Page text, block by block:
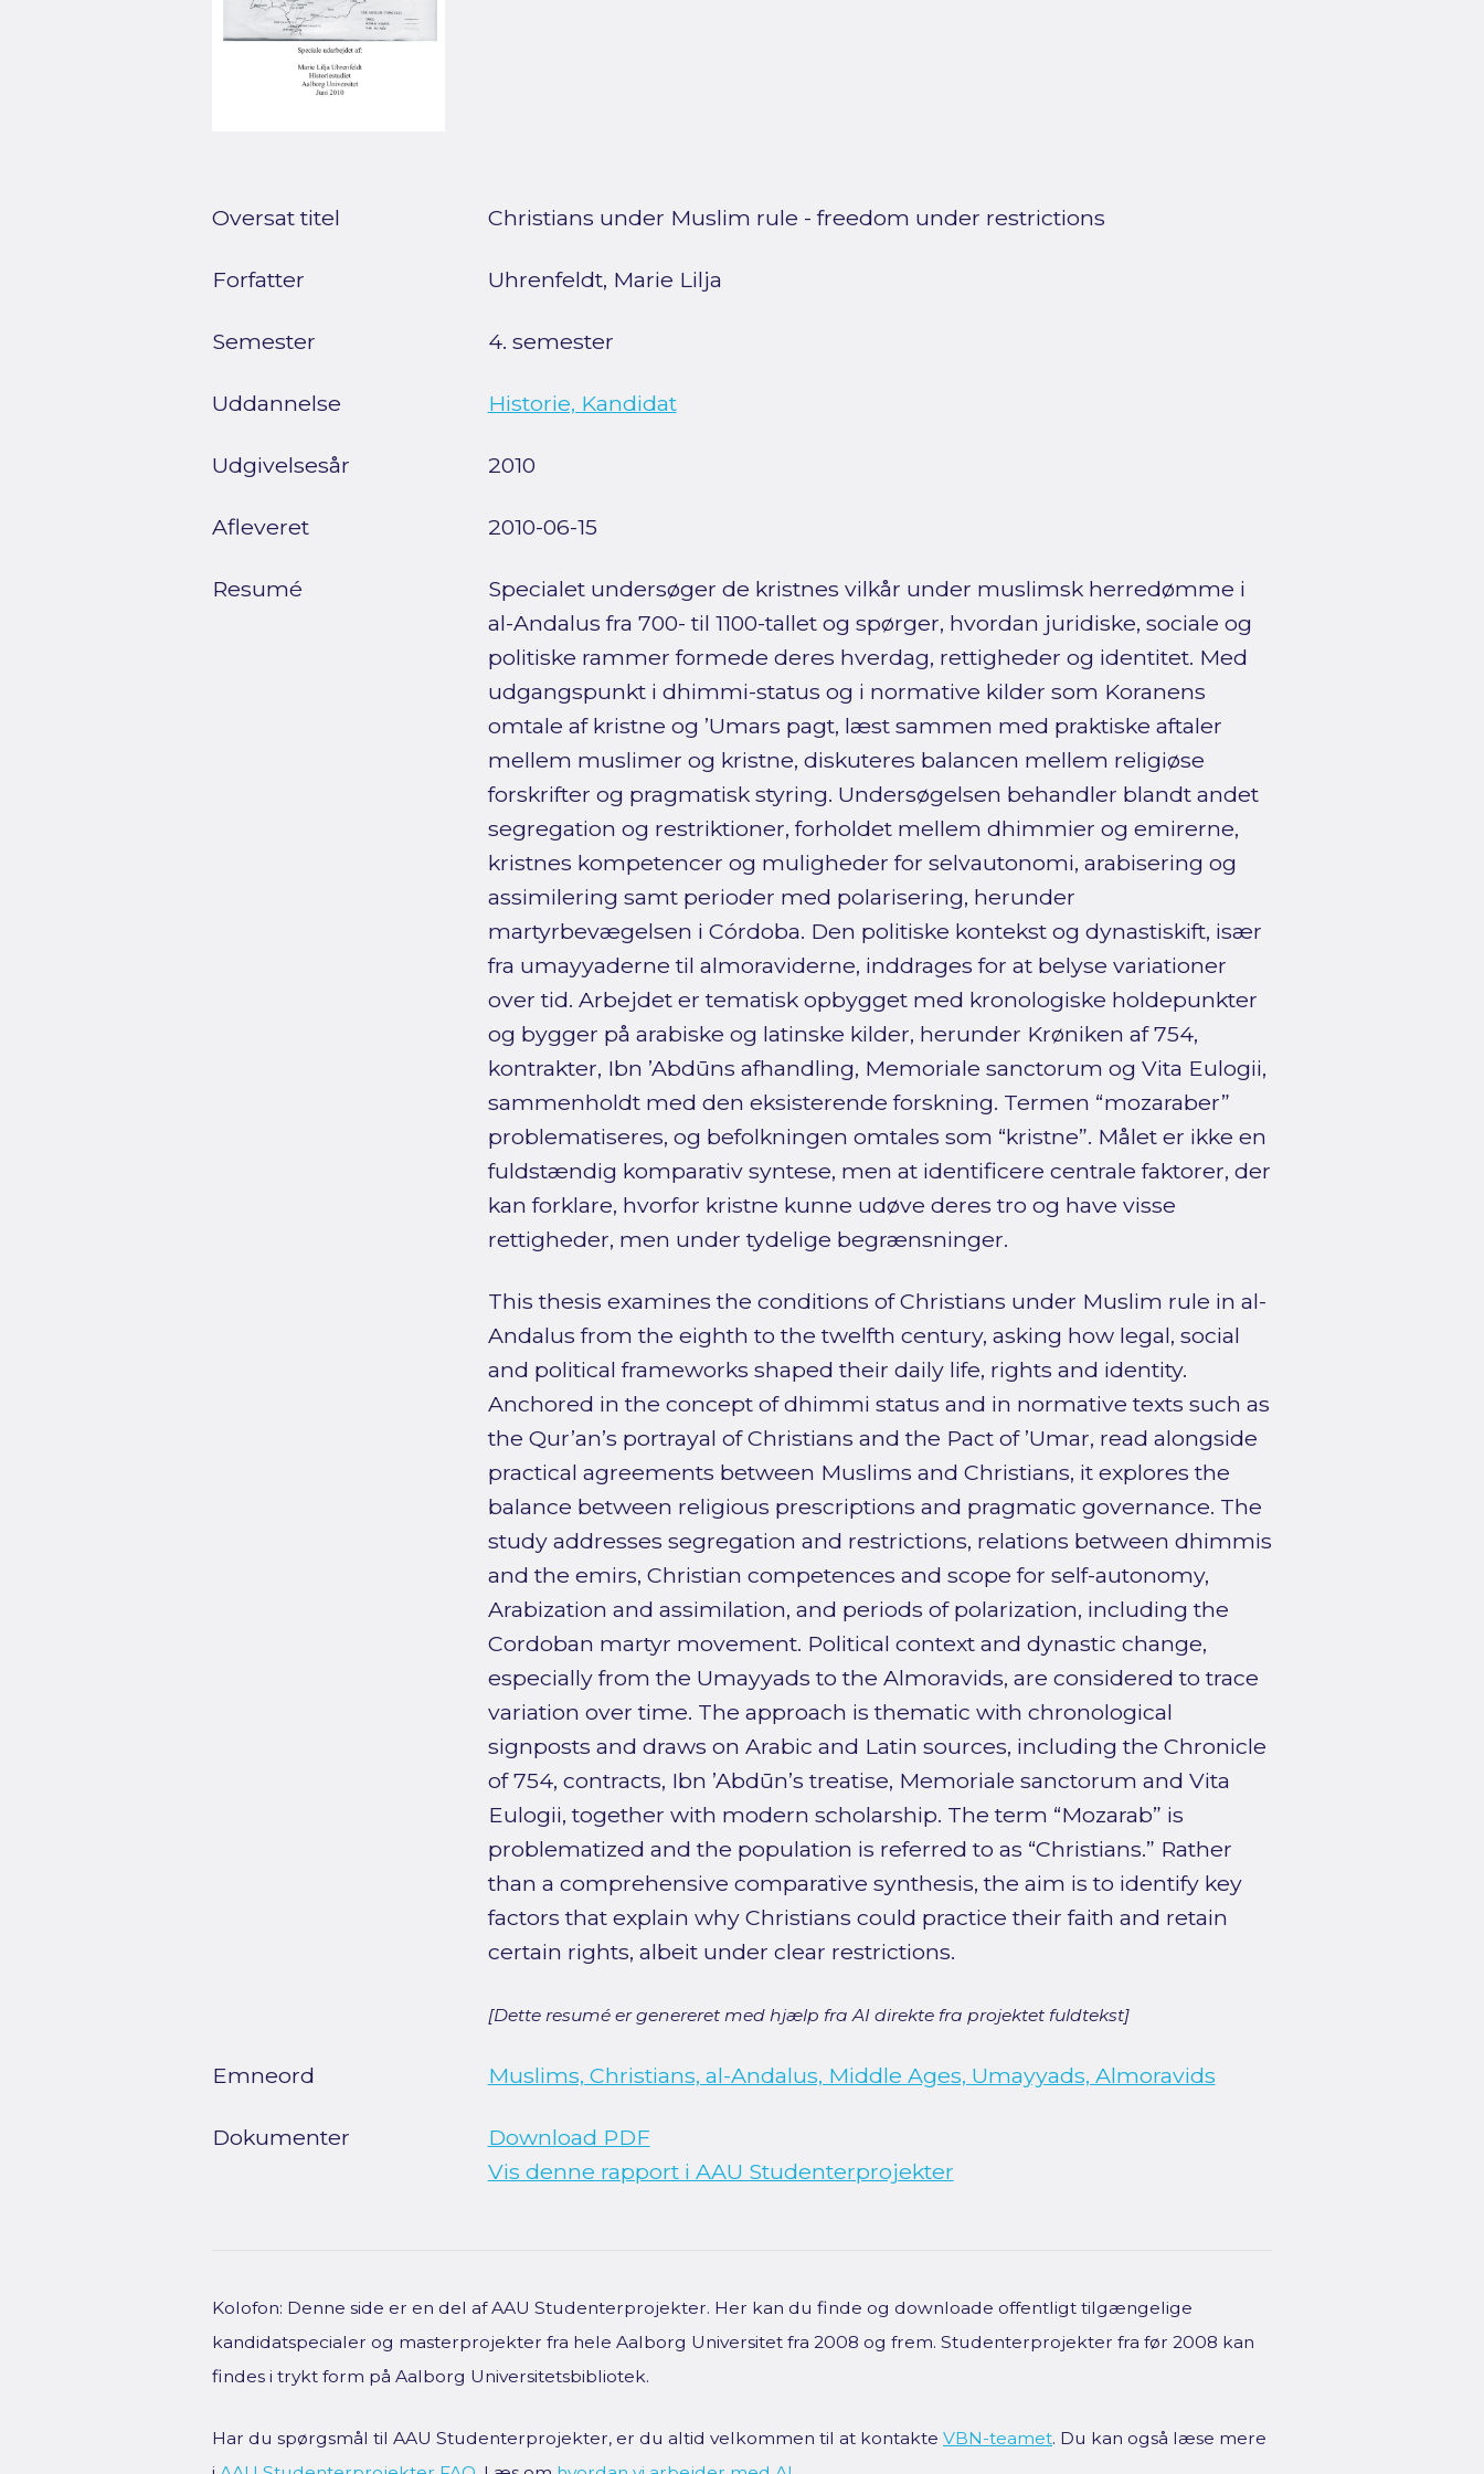
Oversat titel Christians under Muslim rule - freedom under restrictions
Forfatter Uhrenfeldt, Marie Lilja
Semester 4. semester
Uddannelse Historie, Kandidat
Udgivelsesår 2010
Afleveret 2010-06-15
Resumé
Specialet undersøger de kristnes vilkår under muslimsk herredømme i
al-Andalus fra 700- til 1100-tallet og spørger, hvordan juridiske, sociale og
politiske rammer formede deres hverdag, rettigheder og identitet. Med
udgangspunkt i dhimmi-status og i normative kilder som Koranens
omtale af kristne og ’Umars pagt, læst sammen med praktiske aftaler
mellem muslimer og kristne, diskuteres balancen mellem religiøse
forskrifter og pragmatisk styring. Undersøgelsen behandler blandt andet
segregation og restriktioner, forholdet mellem dhimmier og emirerne,
kristnes kompetencer og muligheder for selvautonomi, arabisering og
assimilering samt perioder med polarisering, herunder
martyrbevægelsen i Córdoba. Den politiske kontekst og dynastiskift, især
fra umayyaderne til almoraviderne, inddrages for at belyse variationer
over tid. Arbejdet er tematisk opbygget med kronologiske holdepunkter
og bygger på arabiske og latinske kilder, herunder Krøniken af 754,
kontrakter, Ibn ’Abdūns afhandling, Memoriale sanctorum og Vita Eulogii,
sammenholdt med den eksisterende forskning. Termen “mozaraber”
problematiseres, og befolkningen omtales som “kristne”. Målet er ikke en
fuldstændig komparativ syntese, men at identificere centrale faktorer, der
kan forklare, hvorfor kristne kunne udøve deres tro og have visse
rettigheder, men under tydelige begrænsninger.
This thesis examines the conditions of Christians under Muslim rule in al-
Andalus from the eighth to the twelfth century, asking how legal, social
and political frameworks shaped their daily life, rights and identity.
Anchored in the concept of dhimmi status and in normative texts such as
the Qur’an’s portrayal of Christians and the Pact of ’Umar, read alongside
practical agreements between Muslims and Christians, it explores the
balance between religious prescriptions and pragmatic governance. The
study addresses segregation and restrictions, relations between dhimmis
and the emirs, Christian competences and scope for self-autonomy,
Arabization and assimilation, and periods of polarization, including the
Cordoban martyr movement. Political context and dynastic change,
especially from the Umayyads to the Almoravids, are considered to trace
variation over time. The approach is thematic with chronological
signposts and draws on Arabic and Latin sources, including the Chronicle
of 754, contracts, Ibn ’Abdūn’s treatise, Memoriale sanctorum and Vita
Eulogii, together with modern scholarship. The term “Mozarab” is
problematized and the population is referred to as “Christians.” Rather
than a comprehensive comparative synthesis, the aim is to identify key
factors that explain why Christians could practice their faith and retain
certain rights, albeit under clear restrictions.
[Dette resumé er genereret med hjælp fra AI direkte fra projektet fuldtekst]
Emneord Muslims, Christians, al-Andalus, Middle Ages, Umayyads, Almoravids
Dokumenter
Download PDF
Vis denne rapport i AAU Studenterprojekter
Kolofon: Denne side er en del af AAU Studenterprojekter. Her kan du finde og downloade offentligt tilgængelige
kandidatspecialer og masterprojekter fra hele Aalborg Universitet fra 2008 og frem. Studenterprojekter fra før 2008 kan
findes i trykt form på Aalborg Universitetsbibliotek.
Har du spørgsmål til AAU Studenterprojekter, er du altid velkommen til at kontakte VBN-teamet. Du kan også læse mere